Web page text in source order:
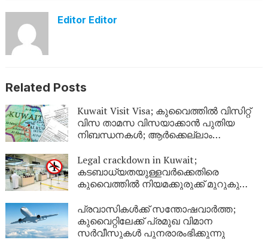
Editor Editor
Related Posts
Kuwait Visit Visa; കുവൈത്തിൽ വിസിറ്റ്
വിസ താമസ വിസയാക്കാൻ പുതിയ
നിബന്ധനകൾ; ആർക്കെല്ലാം
Legal crackdown in Kuwait;
കടബാധ്യതയുള്ളവർക്കെതിരെ
കുവൈത്തിൽ നിയമക്കുരുക്ക് മുറുകുന്നു;
യാത്രാവിലക്ക്
പ്രവാസികൾക്ക് സന്തോഷവാർത്ത;
കുവൈറ്റിലേക്ക് പ്രമുഖ വിമാന
സർവീസുകൾ പുനരാരംഭിക്കുന്നു